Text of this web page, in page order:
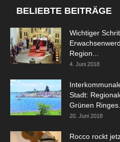
BELIEBTE BEITRÄGE
Wichtiger
Region...
4. Juni 2018
Stadt:
Grünen
20. Juni 2018
Rocco rockt